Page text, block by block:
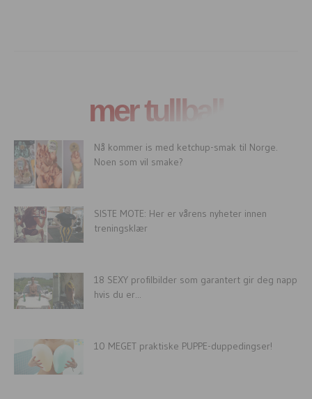
mer tullball
Nå kommer is med ketchup-smak til Norge.
Noen som vil smake?
SISTE MOTE: Her er vårens nyheter innen
treningsklær
18 SEXY profilbilder som garantert gir deg napp
hvis du er...
10 MEGET praktiske PUPPE-duppedingser!